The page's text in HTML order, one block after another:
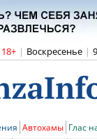
18+ | Воскресенье |
Автохамы Глас